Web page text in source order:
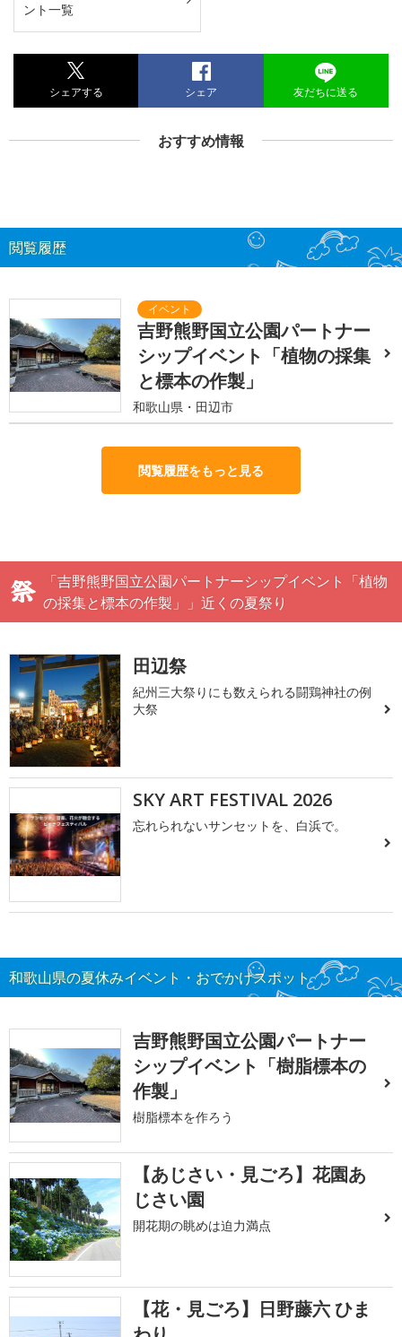
ント一覧
シェアする シェア 友だちに送る
おすすめ情報
閲覧履歴
吉野熊野国立公園パートナー
シップイベント「植物の採集
と標本の作製」
和歌山県・田辺市
閲覧履歴をもっと見る
「吉野熊野国立公園パートナーシップイベント「植物
の採集と標本の作製」」近くの夏祭り
田辺祭
紀州三大祭りにも数えられる闘鶏神社の例
大祭
SKY ART FESTIVAL 2026
忘れられないサンセットを、白浜で。
和歌山県の夏休みイベント・おでかけスポット
吉野熊野国立公園パートナー
シップイベント「樹脂標本の
作製」
樹脂標本を作ろう
【あじさい・見ごろ】花園あ
じさい園
開花期の眺めは迫力満点
【花・見ごろ】日野藤六 ひま